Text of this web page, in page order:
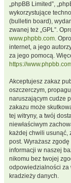
„phpBB Limited”,
wykorzystujące
(bulletin board),
zwanej też „GPL”.
www.phpbb.com.
internet, a jego
za jego pomocą.
https://
Akceptujesz zakaz
oszczerczym,
naruszającym cudze
zakazu może
tej witryny, a twój
niewłaściwym
każdej chwili usunąć,
post. Wyrażasz
informacji w naszej
nikomu bez twojej
odpowiedzialności za
kradzieży danych.